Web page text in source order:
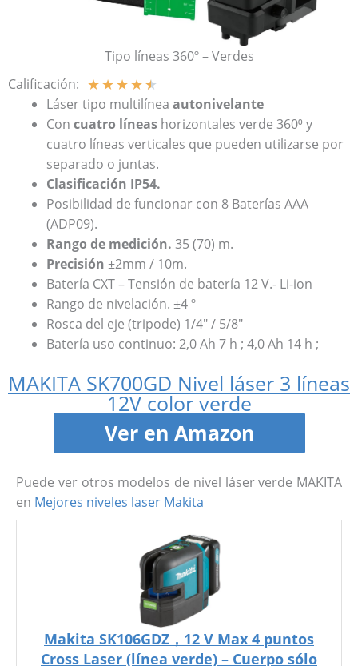
Tipo líneas 360º – Verdes
Calificación: ★★★★★
Láser tipo multilínea autonivelante
Con cuatro líneas horizontales verde 360⁰ y
cuatro líneas verticales que pueden utilizarse por
separado o juntas.
Clasificación IP54.
Posibilidad de funcionar con 8 Baterías AAA
(ADP09).
Rango de medición. 35 (70) m.
Precisión ±2mm / 10m.
Batería CXT – Tensión de batería 12 V.- Li-ion
Rango de nivelación. ±4 º
Rosca del eje (tripode) 1/4″ / 5/8″
Batería uso continuo: 2,0 Ah 7 h ; 4,0 Ah 14 h ;
MAKITA SK700GD Nivel láser 3 líneas
12V color verde
Ver en Amazon
Puede ver otros modelos de nivel láser verde MAKITA
en Mejores niveles laser Makita
Makita SK106GDZ，12 V Max 4 puntos
Cross Laser (línea verde) – Cuerpo sólo